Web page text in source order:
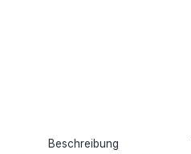
Beschreibung